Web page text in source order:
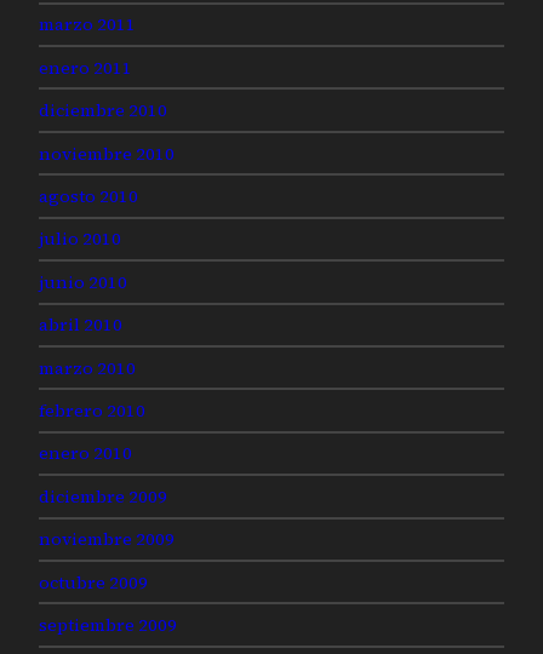
marzo 2011
enero 2011
diciembre 2010
noviembre 2010
agosto 2010
julio 2010
junio 2010
abril 2010
marzo 2010
febrero 2010
enero 2010
diciembre 2009
noviembre 2009
octubre 2009
septiembre 2009